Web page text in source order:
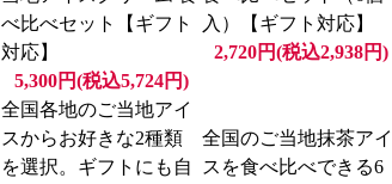
べ比べセット【ギフト
対応】
5,300円(税込5,724円)
全国各地のご当地アイ
スからお好きな2種類
を選択。ギフトにも自
入）【ギフト対応】
2,720円(税込2,938円)
全国のご当地抹茶アイ
スを食べ比べできる6